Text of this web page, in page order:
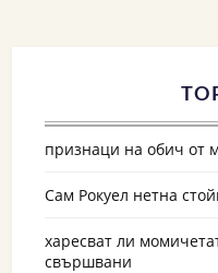
признаци на обич от
Сам Рокуел нетна
харесват ли
свършвани